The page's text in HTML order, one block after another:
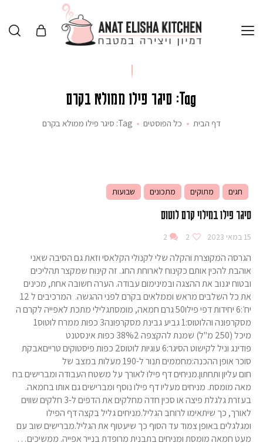
Tag: סיגר פילו ממולא בקרם
דף הבית כל הפוסטים Tag: סיגר פילו ממולא בקרם
חגים מתוקים מתכונים שבועות
סיגר פילו במילוי קרם לוטוס
15 במאי 2023 2
2
הגרסה המקוצרת והקלה שלי לקנולי הקלאסי וזאת גם הסיבה שאני
אוהבת להכין אותם כקינוח לארוחת החג. זה קינוח שמקצר תהליכים
ובטוח יגנוב את ההצגה ובמינימום עבודה. הערה חשובה אחת, מכינים
את כל השלבים מראש וממלאים בקרם לפני ההגשה. המרכיבים ל 12
יח׳:6 יחידות דפי פילו50 גרם חמאה, מומסתגלילי מתכת לאפייה לקרם ה
מסקרפונה והלוטוס:1 גביע גבינת מסקרפונה3 כפות ממרח לוטוס1
מיכל (250 מ"ל) שמנת להקצפה 38%2 כפות אינסטנט
פודינג וניל לקישוט הסיגר:6 עוגיות לוטוס2 כפות פיסטוקים טרייםאבקת
סוכר אופן ההכנה:מחממים תנור ל-190 מעלות במצב של
חום עליון ותחתון.מניחים דף פילו לאורך על משטח העבודה ומברישים בח
מאה מומסת. מניחים מעליו דף פילו נוסף ומברישים גם אותו בחמאה.
בעזרת גלגלת פיצה או סכין חדה מחלקים את הדפים ל-3 חלקים שווים
לאורך, כך שיתאימו לרוחב הגליל.מניחים גליל בקצה דף הפילו
ומגלגלים באופן צמוד עד הסוף כך שיעטוף את הגליל.מברישים שוב עם
מעט חמאה מומסת ומניחים בתבנית מרופדת בנייר אפייה. ממשיכים…